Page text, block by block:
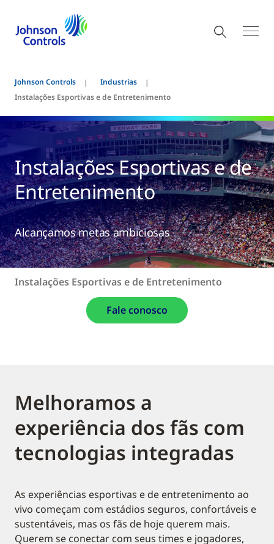
Johnson Controls
Industrias
Instalações Esportivas e de Entretenimento
Instalações Esportivas e de
Entretenimento
Alcançamos metas ambiciosas
Instalações Esportivas e de Entretenimento
Fale conosco
Melhoramos a
experiência dos fãs com
tecnologias integradas
As experiências esportivas e de entretenimento ao
vivo começam com estádios seguros, confortáveis e
sustentáveis, mas os fãs de hoje querem mais.
Querem se conectar com seus times e jogadores,